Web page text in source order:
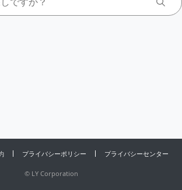
プライバシーポリシー プライバシーセンター
© LY Corporation